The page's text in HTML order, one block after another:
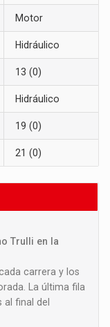
Motor
Hidráulico
13 (0)
Hidráulico
19 (0)
21 (0)
Trulli en la
carrera y los
La última fila
final del